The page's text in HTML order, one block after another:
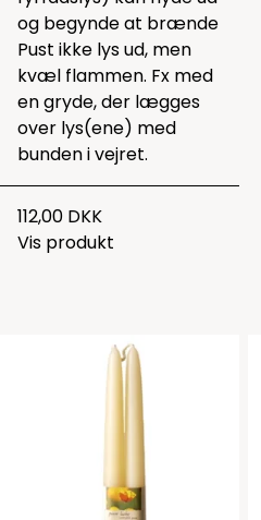
og begynde at brænde
Pust ikke lys ud, men
kvæl flammen. Fx med
en gryde, der lægges
over lys(ene) med
bunden i vejret.
112,00 DKK
Vis produkt